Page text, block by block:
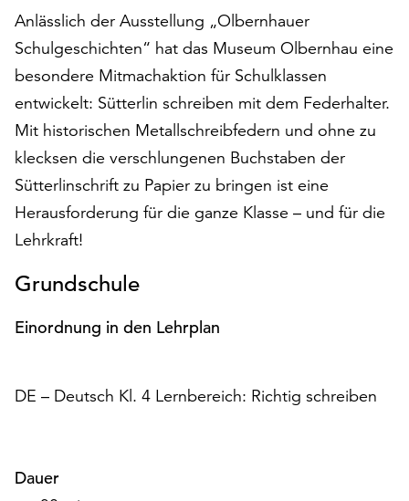
auf
„Alle
akzeptieren“,
um
alle
Cookies
akzeptieren.
Sie
können
Ihr
Einverständnis
jederzeit
ändern
widerrufen.
Ihnen
Seite
Anlässlich der Ausstellung „Olbernhauer
Schulgeschichten“ hat das Museum Olbernhau eine
besondere Mitmachaktion für Schulklassen
entwickelt: Sütterlin schreiben mit dem Federhalter.
Mit historischen Metallschreibfedern und ohne zu
klecksen die verschlungenen Buchstaben der
Sütterlinschrift zu Papier zu bringen ist eine
Herausforderung für die ganze Klasse – und für die
Lehrkraft!
Grundschule
Einordnung in den Lehrplan
DE – Deutsch Kl. 4 Lernbereich: Richtig schreiben
Dauer